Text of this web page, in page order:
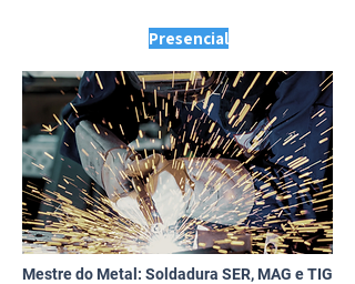
Presencial
Mestre do Metal: Soldadura SER, MAG e TIG